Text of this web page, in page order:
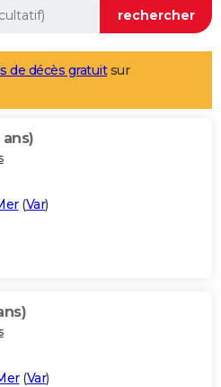
de décès gratuitsur
ans)
(Var)
(Var)